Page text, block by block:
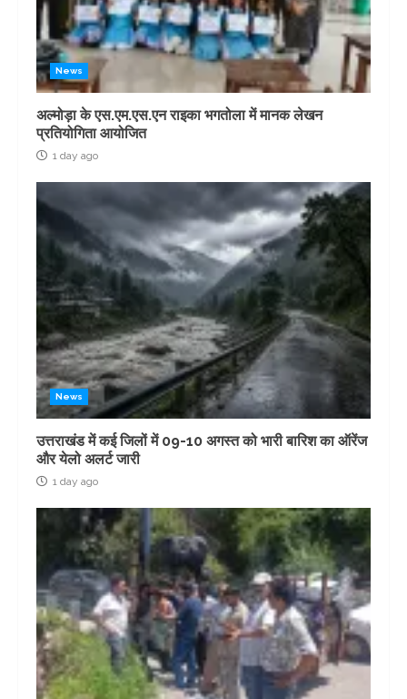
News
अल्मोड़ा के एस.एम.एस.एन राइका भगतोला में मानक लेखन
प्रतियोगिता आयोजित
1 day ago
News
उत्तराखंड में कई जिलों में 09-10 अगस्त को भारी बारिश का ऑरेंज
और येलो अलर्ट जारी
1 day ago